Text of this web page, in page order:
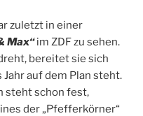
zuletzt in einer
Max“im ZDF zu sehen.
bereitet sie sich
auf dem Plan steht.
steht schon fest,
der „Pfefferkörner“